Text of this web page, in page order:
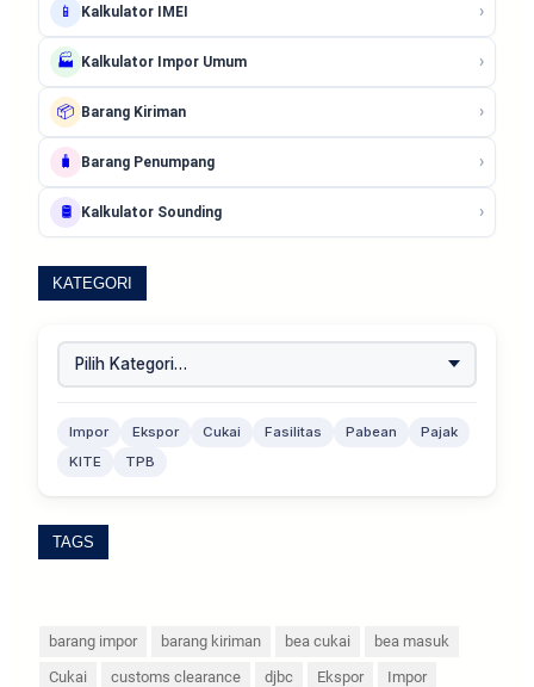
📱 Kalkulator IMEI ›
🏭 Kalkulator Impor Umum ›
📦 Barang Kiriman ›
🧳 Barang Penumpang ›
🛢️ Kalkulator Sounding ›
KATEGORI
Impor Ekspor Cukai Fasilitas Pabean
Pajak
KITE
TPB
TAGS
barang impor barang kiriman bea cukai
bea masuk
Cukai
customs clearance djbc Ekspor
Impor